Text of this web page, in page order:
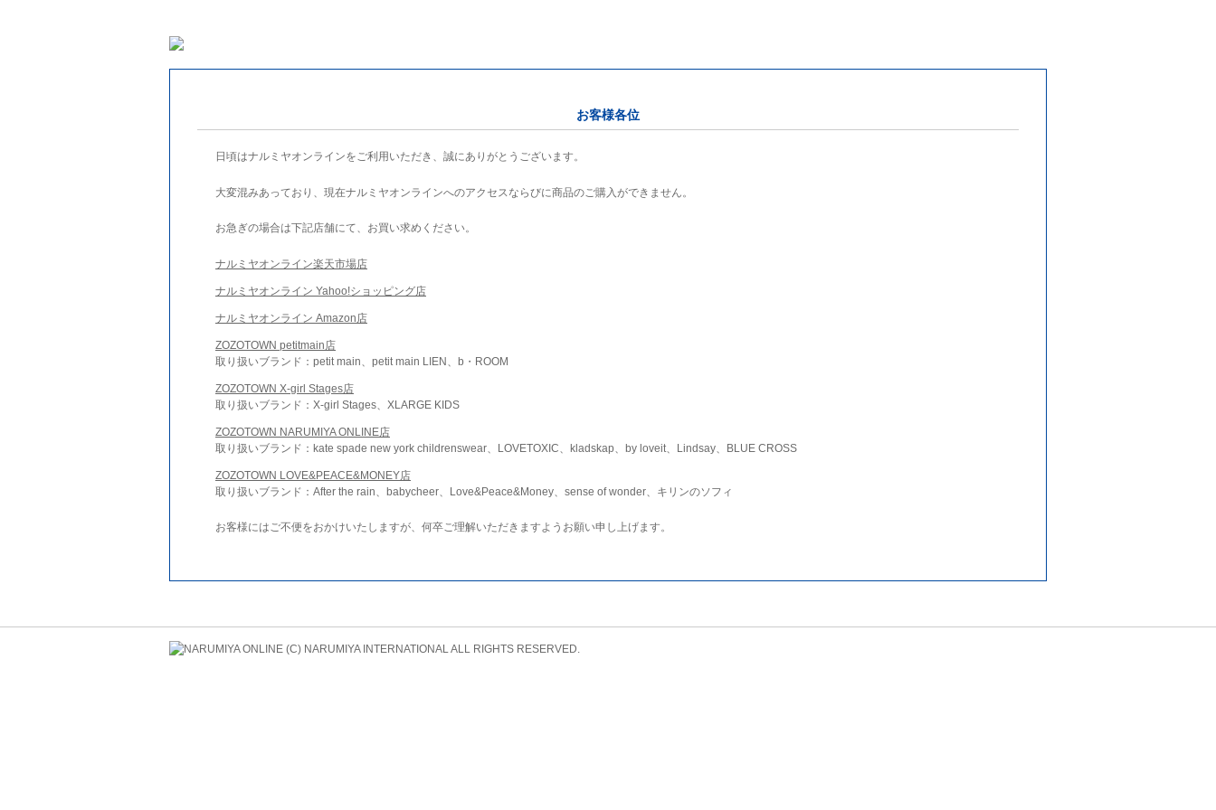
お客様各位
日頃はナルミヤオンラインをご利用いただき、誠にありがとうございます。
大変混みあっており、現在ナルミヤオンラインへのアクセスならびに商品のご購入ができません。
お急ぎの場合は下記店舗にて、お買い求めください。
ナルミヤオンライン楽天市場店
ナルミヤオンライン Yahoo!ショッピング店
ナルミヤオンライン Amazon店
ZOZOTOWN petitmain店
取り扱いブランド：petit main、petit main LIEN、b・ROOM
ZOZOTOWN X-girl Stages店
取り扱いブランド：X-girl Stages、XLARGE KIDS
ZOZOTOWN NARUMIYA ONLINE店
取り扱いブランド：kate spade new york childrenswear、LOVETOXIC、kladskap、by loveit、Lindsay、BLUE CROSS
ZOZOTOWN LOVE&PEACE&MONEY店
取り扱いブランド：After the rain、babycheer、Love&Peace&Money、sense of wonder、キリンのソフィ
お客様にはご不便をおかけいたしますが、何卒ご理解いただきますようお願い申し上げます。